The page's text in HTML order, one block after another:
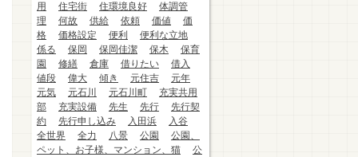
用
住宅街 住環境良好
体調管
理
何故 供給 依頼 価値
価
格
価格設定 便利
便利な立地
係る
保岡 保岡佳潔 保木
保育
園
修繕 倉庫 借りたい
借入
値段
偉大 傾き 元住吉
元年
元気
元石川 元石川町
充実共用
部
充実設備 先生 先行
先行契
約
先行申し込み 入田浜
入谷
全世界
全力 八景 公園
公園、
ペット、お子様、マンション、猫
公